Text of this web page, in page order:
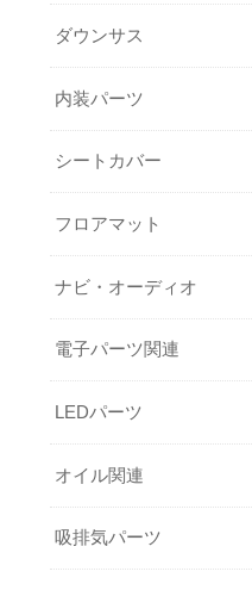
ダウンサス
内装パーツ
シートカバー
フロアマット
ナビ・オーディオ
電子パーツ関連
LEDパーツ
オイル関連
吸排気パーツ